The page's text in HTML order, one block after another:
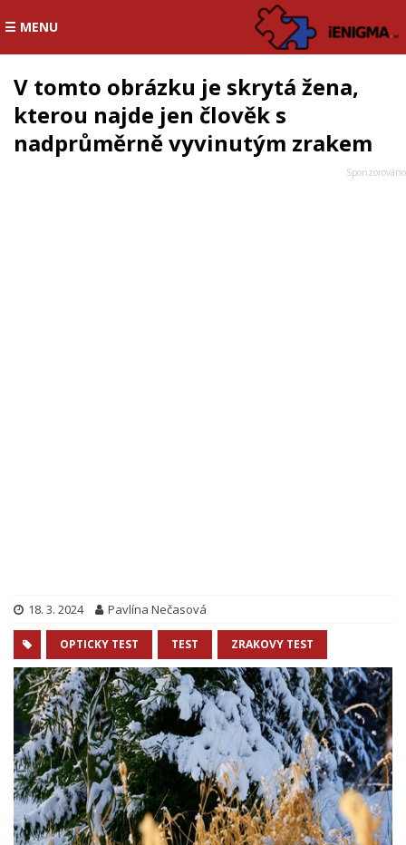
☰ MENU
V tomto obrázku je skrytá žena,
kterou najde jen člověk s
nadprůměrně vyvinutým zrakem
18. 3. 2024 Pavlína Nečasová
OPTICKY TEST TEST ZRAKOVY TEST